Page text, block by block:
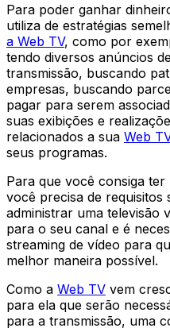
Para poder ganhar
utiliza de estratégias
a Web TV, como por
tendo diversos anúncios
transmissão, buscando
empresas, buscando
pagar para serem
suas exibições e
relacionados a sua Web TV
seus programas.
Para que você consiga ter
você precisa de requisitos
administrar uma televisão
para o seu canal e é
streaming de vídeo para
melhor maneira possível.
Como a Web TV vem
para ela que serão
para a transmissão, uma